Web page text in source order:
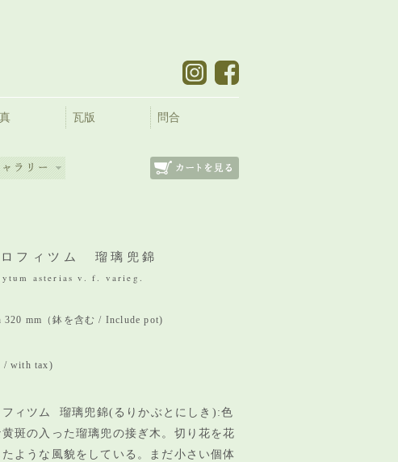
瓦版 問合
フィツム 瑠璃兜錦
asterias v. f. varieg.
320 mm（鉢を含む / Include pot)
/ with tax)
フィツム 瑠璃兜錦(るりかぶとにしき):色
斑の入った瑠璃兜の接ぎ木。 切り花を花
ような風貌をしている。まだ小さい個体